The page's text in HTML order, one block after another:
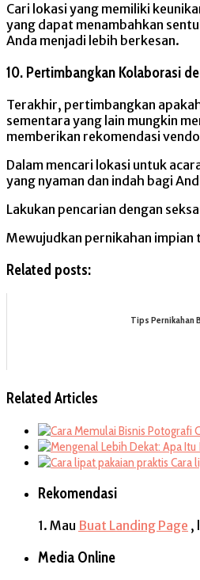
Cari lokasi yang memiliki
yang dapat menambahkan
Anda menjadi lebih berkesan.
10. Pertimbangkan Kolaborasi
Terakhir, pertimbangkan
sementara yang lain mungkin
memberikan rekomendasi
Dalam mencari lokasi untuk
yang nyaman dan indah bagi
Lakukan pencarian dengan
Mewujudkan pernikahan impian
Related posts:
Tips Pernikahan
Related Articles
Cara
Rekomendasi
1. Mau Buat Landing Page ,
Media Online